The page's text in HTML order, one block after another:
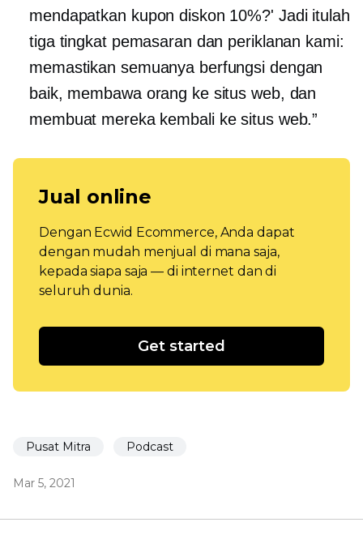
mendapatkan kupon diskon 10%?' Jadi itulah
tiga tingkat pemasaran dan periklanan kami:
memastikan semuanya berfungsi dengan
baik, membawa orang ke situs web, dan
membuat mereka kembali ke situs web.”
Jual online
Dengan Ecwid Ecommerce, Anda dapat
dengan mudah menjual di mana saja,
kepada siapa saja — di internet dan di
seluruh dunia.
Get started
Pusat Mitra Podcast
Mar 5, 2021